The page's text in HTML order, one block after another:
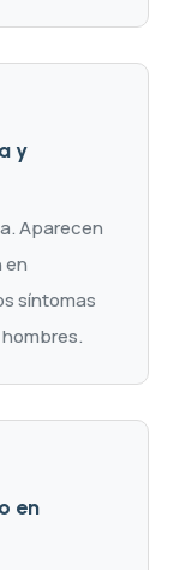
y
Aparecen
en
síntomas
en